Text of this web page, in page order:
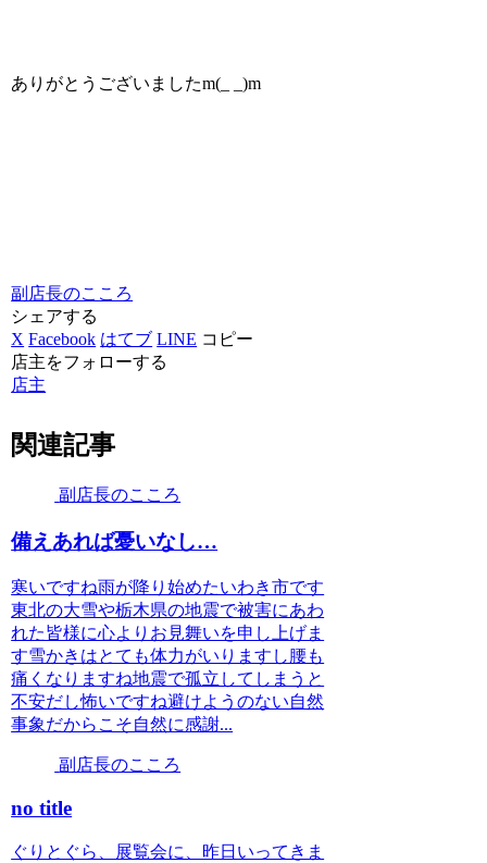
ありがとうございましたm(_ _)m
副店長のこころ
シェアする
X Facebook はてブ LINE コピー
店主をフォローする
店主
関連記事
副店長のこころ
備えあれば憂いなし…
寒いですね雨が降り始めたいわき市です
東北の大雪や栃木県の地震で被害にあわ
れた皆様に心よりお見舞いを申し上げま
す雪かきはとても体力がいりますし腰も
痛くなりますね地震で孤立してしまうと
不安だし怖いですね避けようのない自然
事象だからこそ自然に感謝...
副店長のこころ
no title
ぐりとぐら、展覧会に、昨日いってきま